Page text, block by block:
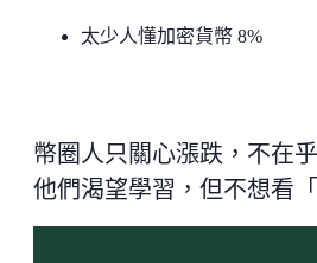
太少人懂加密貨幣 8%
幣圈人只關心漲跌，不在
他們渴望學習，但不想看「